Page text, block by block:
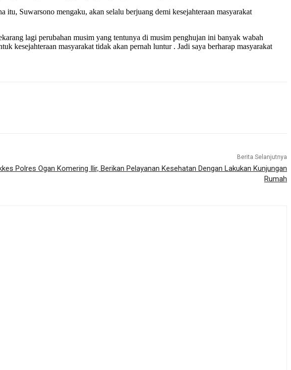
Suwarsono mengaku, akan selalu berjuang demi kesejahteraan masyarakat
lagi perubahan musim yang tentunya di musim penghujan ini banyak wabah
kesejahteraan masyarakat tidak akan pernah luntur . Jadi saya berharap masyarakat
Berita Selanjutnya
Polres Ogan Komering Ilir, Berikan Pelayanan Kesehatan Dengan Lakukan Kunjungan
Rumah